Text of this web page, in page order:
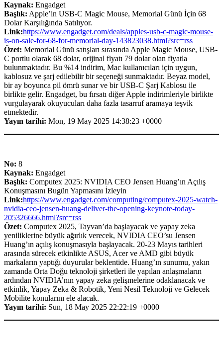
Kaynak: Engadget
Başlık: Apple’in USB-C Magic Mouse, Memorial Günü İçin 68
Dolar Karşılığında Satılıyor.
Link:https://www.engadget.com/deals/apples-usb-c-magic-mouse-
is-on-sale-for-68-for-memorial-day-143823038.html?src=rss
Özet: Memorial Günü satışları sırasında Apple Magic Mouse, USB-
C portlu olarak 68 dolar, orijinal fiyatı 79 dolar olan fiyatla
bulunmaktadır. Bu %14 indirim, Mac kullanıcıları için uygun,
kablosuz ve şarj edilebilir bir seçeneği sunmaktadır. Beyaz model,
bir ay boyunca pil ömrü sunar ve bir USB-C Şarj Kablosu ile
birlikte gelir. Engadget, bu fırsatı diğer Apple indirimleriyle birlikte
vurgulayarak okuyucuları daha fazla tasarruf aramaya teşvik
etmektedir.
Yayın tarihi: Mon, 19 May 2025 14:38:23 +0000
No: 8
Kaynak: Engadget
Başlık: Computex 2025: NVIDIA CEO Jensen Huang’ın Açılış
Konuşmasını Bugün Yapmasını İzleyin
Link:https://www.engadget.com/computing/computex-2025-watch-
nvidia-ceo-jensen-huang-deliver-the-opening-keynote-today-
205326666.html?src=rss
Özet: Computex 2025, Tayvan’da başlayacak ve yapay zeka
yeniliklerine büyük ağırlık verecek, NVIDIA CEO’su Jensen
Huang’ın açılış konuşmasıyla başlayacak. 20-23 Mayıs tarihleri
arasında sürecek etkinlikte ASUS, Acer ve AMD gibi büyük
markaların yaptığı duyurular beklentide. Huang’ın sunumu, yakın
zamanda Orta Doğu teknoloji şirketleri ile yapılan anlaşmaların
ardından NVIDIA’nın yapay zeka gelişmelerine odaklanacak ve
etkinlik, Yapay Zeka & Robotik, Yeni Nesil Teknoloji ve Gelecek
Mobilite konularını ele alacak.
Yayın tarihi: Sun, 18 May 2025 22:22:19 +0000